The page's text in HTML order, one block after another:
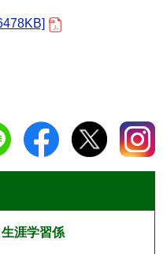
涯学習係